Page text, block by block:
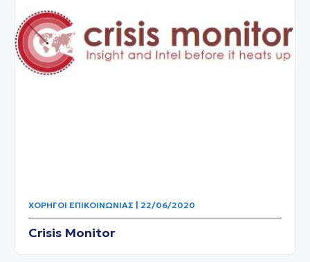
ΧΟΡΗΓΟΊ ΕΠΙΚΟΙΝΩΝΊΑΣ | 22/06/2020
Crisis Monitor